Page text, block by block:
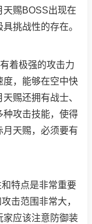
天赐BOSS出现在
挑战性的存在。
着极强的攻击力
度，能够在空中快
赐还拥有战士、
种攻击技能，使得
天赐，必须要有
特点是非常重要
击范围非常大，
家应该注意防御装